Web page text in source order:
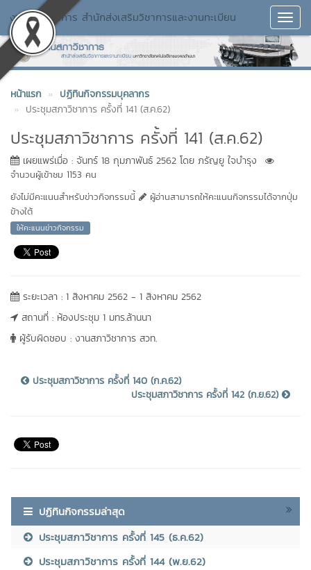
งานสภาวิชาการ สำนักส่งเสริมวิชาการและงานทะเบียน
หน้าแรก
ปฏิทินกิจกรรมบุคลากร
ประชุมสภาวิชาการ ครั้งที่ 141 (ส.ค.62)
ประชุมสภาวิชาการ ครั้งที่ 141 (ส.ค.62)
เผยแพร่เมื่อ : จันทร์ 18 กุมภาพันธ์ 2562 โดย ภรัญยู ใจบำรุง
จำนวนผู้เข้าชม 1153 คน
ยังไม่มีคะแนนสำหรับข่าวกิจกรรมนี้
ผู้อ่านสามารถให้คะแนนกิจกรรมได้จากปุ่ม
ข้างใต้
ให้คะแนนข่าวกิจกรรม
ระยะเวลา : 1 สิงหาคม 2562 - 1 สิงหาคม 2562
สถานที่ : ห้องประชุม 1 มทร.ล้านนา
ผู้รับผิดชอบ : งานสภาวิชาการ สวท.
ประชุมสภาวิชาการ ครั้งที่ 140 (ก.ค.62)
ประชุมสภาวิชาการ ครั้งที่ 142 (ก.ย.62)
ปฏิทินกิจกรรมล่าสุด
ประชุมสภาวิชาการ ครั้งที่ 145 (ธ.ค.62)
ประชุมสภาวิชาการ ครั้งที่ 144 (พ.ย.62)